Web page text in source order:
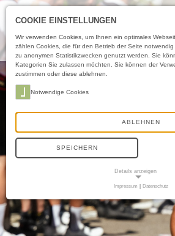
COOKIE EINSTELLUNGEN
Wir verwenden Cookies, um Ihnen ein optimales
zählen Cookies, die für den Betrieb der Seite
zu anonymen Statistikzwecken genutzt werden. Sie
Kategorien Sie zulassen möchten. Sie können der
zustimmen oder diese ablehnen.
Notwendige Cookies
ABLEHNEN
SPEICHERN
Details anzeigen
Diese Cookies sind für den Betrieb der Seite
beispielsweise sicherheitsrelevante Funktionalitäten.
dieser Art von Cookies ebenfalls erkennen, ob Sie in
möchten, um Ihnen unsere Dienste bei einem
Impressum Datenschutz